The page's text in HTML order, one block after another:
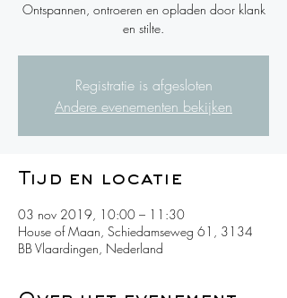
Ontspannen, ontroeren en opladen door klank
en stilte.
Registratie is afgesloten
Andere evenementen bekijken
Tijd en locatie
03 nov 2019, 10:00 – 11:30
House of Maan, Schiedamseweg 61, 3134
BB Vlaardingen, Nederland